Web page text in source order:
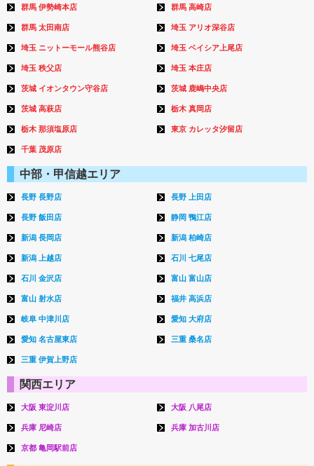
群馬 伊勢崎本店 群馬 高崎店
群馬 太田南店 埼玉 アリオ深谷店
埼玉 ニットーモール熊谷店 埼玉 ベイシア上尾店
埼玉 秩父店 埼玉 本庄店
茨城 イオンタウン守谷店 茨城 鹿嶋中央店
茨城 高萩店 栃木 真岡店
栃木 那須塩原店 東京 カレッタ汐留店
千葉 茂原店
中部・甲信越エリア
長野 長野店 長野 上田店
長野 飯田店 静岡 鴨江店
新潟 長岡店 新潟 柏崎店
新潟 上越店 石川 七尾店
石川 金沢店 富山 富山店
富山 射水店 福井 高浜店
岐阜 中津川店 愛知 大府店
愛知 名古屋東店 三重 桑名店
三重 伊賀上野店
関西エリア
大阪 東淀川店 大阪 八尾店
兵庫 尼崎店 兵庫 加古川店
京都 亀岡駅前店